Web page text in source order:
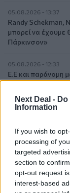
Next Deal -
Information
If you wish to
processing of
targeted
section to
opt-out request
interest-based
05.08.2026 - 13:37
Randy Schekman,
μπορεί να έχουμε
Πάρκινσον»
05.08.2026 - 12:33
Ε.Ε και παράνομη
παρονομαστή το
05.08.2026 - 12:11
05.08.2026 - 11:30
Η νέα εποχή στην
διαμεσολαβητών
05.08.2026 - 10:50
Ξεκινούν οι